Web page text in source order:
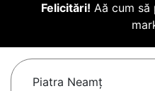
Felicitări! Aă cum să
Piatra Neamţ